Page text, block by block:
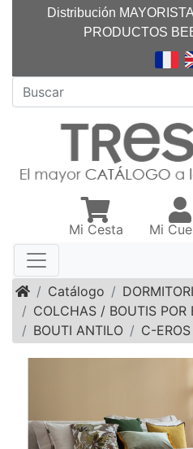
Distribución
PRODUCTOS
Mi Cesta Mi
InicioCatálogo
COLCHAS / BOUTIS POR
BOUTI ANTILO
C-EROS